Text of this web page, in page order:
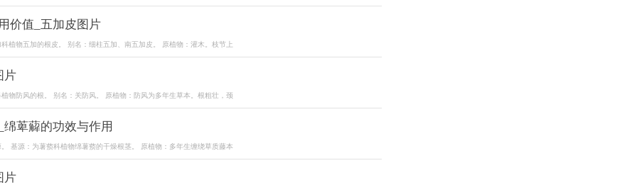
价值_五加皮图片
植物五加的根皮。 别名：细柱五加、南五加皮。 原植物：灌木。枝节上
片
物防风的根。 别名：关防风。 原植物：防风为多年生草本。根粗壮，颈
绵萆薢的功效与作用
基源：为薯蓣科植物绵薯蓣的干燥根茎。 原植物：多年生缠绕草质藤本
片